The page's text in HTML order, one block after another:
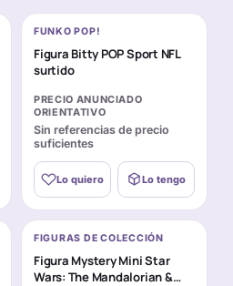
FUNKO POP!
Figura Bitty POP Sport NFL
surtido
PRECIO ANUNCIADO
ORIENTATIVO
Sin referencias de precio
suficientes
Lo quiero Lo tengo
FIGURAS DE COLECCIÓN
Figura Mystery Mini Star
Wars: The Mandalorian &